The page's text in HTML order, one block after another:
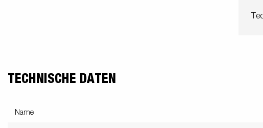
Boden
TECHNISCHE DATEN
Name